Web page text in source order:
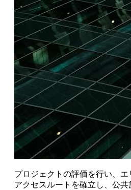
プロジェクトの評価を行い、エ
アクセスルートを確立し、公